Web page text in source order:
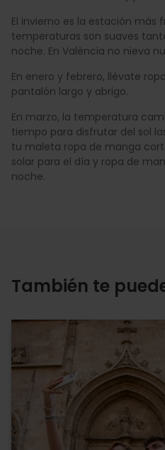
El invierno es la estación más
temperaturas son suaves
noche. En València no nieva
En enero y febrero, llévate
pantalón largo y abrigo.
En marzo, la temperatura
tiempo para disfrutar del sol
tu maleta ropa de manga
solar para el día y ropa de
noche.
También te